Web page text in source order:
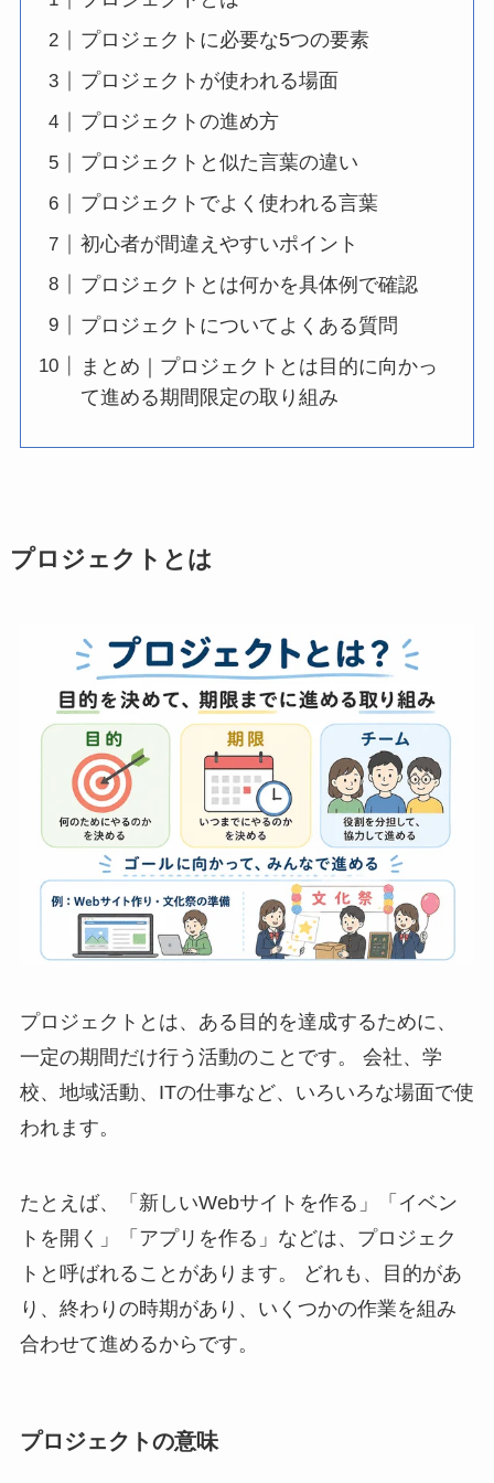
プロジェクトに必要な5つの要素
プロジェクトが使われる場面
プロジェクトの進め方
プロジェクトと似た言葉の違い
プロジェクトでよく使われる言葉
初心者が間違えやすいポイント
プロジェクトとは何かを具体例で確認
プロジェクトについてよくある質問
まとめ｜プロジェクトとは目的に向かっ
て進める期間限定の取り組み
プロジェクトとは
プロジェクトとは、ある目的を達成するために、
一定の期間だけ行う活動のことです。 会社、学
校、地域活動、ITの仕事など、いろいろな場面で使
われます。
たとえば、「新しいWebサイトを作る」「イベン
トを開く」「アプリを作る」などは、プロジェク
トと呼ばれることがあります。 どれも、目的があ
り、終わりの時期があり、いくつかの作業を組み
合わせて進めるからです。
プロジェクトの意味